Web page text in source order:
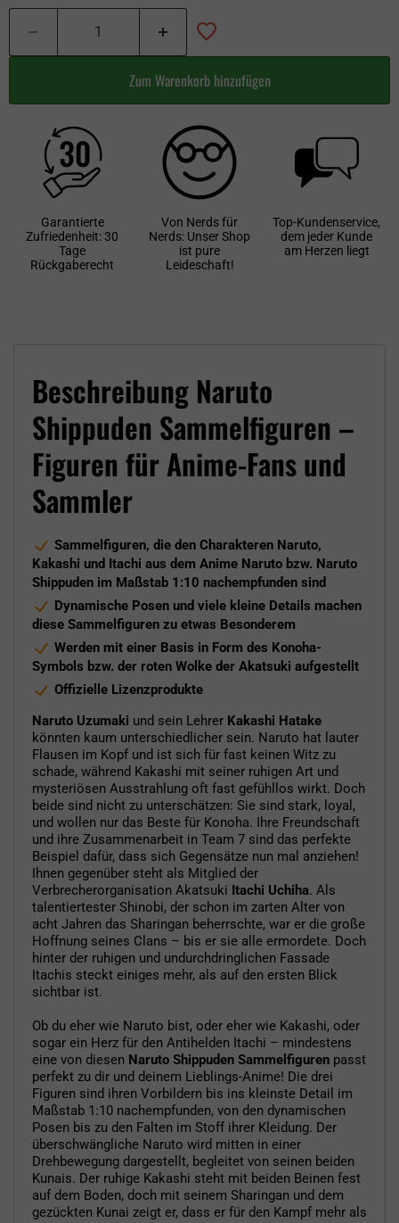
Zum Warenkorb hinzufügen
Garantierte
Zufriedenheit: 30
Tage
Rückgaberecht
Von Nerds für
Nerds: Unser Shop
ist pure
Leideschaft!
Top-Kundenservice,
dem jeder Kunde
am Herzen liegt
Beschreibung Naruto
Shippuden Sammelfiguren –
Figuren für Anime-Fans und
Sammler
Sammelfiguren, die den Charakteren Naruto,
Kakashi und Itachi aus dem Anime Naruto bzw. Naruto
Shippuden im Maßstab 1:10 nachempfunden sind
Dynamische Posen und viele kleine Details machen
diese Sammelfiguren zu etwas Besonderem
Werden mit einer Basis in Form des Konoha-
Symbols bzw. der roten Wolke der Akatsuki aufgestellt
Offizielle Lizenzprodukte
Naruto Uzumaki und sein Lehrer Kakashi Hatake
könnten kaum unterschiedlicher sein. Naruto hat lauter
Flausen im Kopf und ist sich für fast keinen Witz zu
schade, während Kakashi mit seiner ruhigen Art und
mysteriösen Ausstrahlung oft fast gefühllos wirkt. Doch
beide sind nicht zu unterschätzen: Sie sind stark, loyal,
und wollen nur das Beste für Konoha. Ihre Freundschaft
und ihre Zusammenarbeit in Team 7 sind das perfekte
Beispiel dafür, dass sich Gegensätze nun mal anziehen!
Ihnen gegenüber steht als Mitglied der
Verbrecherorganisation Akatsuki Itachi Uchiha. Als
talentiertester Shinobi, der schon im zarten Alter von
acht Jahren das Sharingan beherrschte, war er die große
Hoffnung seines Clans – bis er sie alle ermordete. Doch
hinter der ruhigen und undurchdringlichen Fassade
Itachis steckt einiges mehr, als auf den ersten Blick
sichtbar ist.
Ob du eher wie Naruto bist, oder eher wie Kakashi, oder
sogar ein Herz für den Antihelden Itachi – mindestens
eine von diesen Naruto Shippuden Sammelfiguren passt
perfekt zu dir und deinem Lieblings-Anime! Die drei
Figuren sind ihren Vorbildern bis ins kleinste Detail im
Maßstab 1:10 nachempfunden, von den dynamischen
Posen bis zu den Falten im Stoff ihrer Kleidung. Der
überschwängliche Naruto wird mitten in einer
Drehbewegung dargestellt, begleitet von seinen beiden
Kunais. Der ruhige Kakashi steht mit beiden Beinen fest
auf dem Boden, doch mit seinem Sharingan und dem
gezückten Kunai zeigt er, dass er für den Kampf mehr als